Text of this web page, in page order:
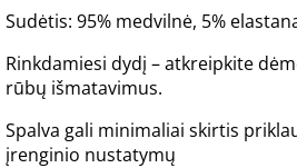
Sudėtis: 95% medvilnė, 5%
Rinkdamiesi dydį – atkreipkite
rūbų išmatavimus.
Spalva gali minimaliai skirtis
įrenginio nustatymų